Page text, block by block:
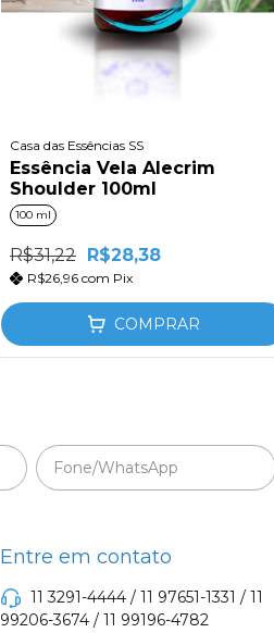
Casa das Essências SS
Essência Vela Alecrim
Shoulder 100ml
100 ml
R$31,22 R$28,38
R$26,96 com Pix
COMPRAR
Entre em contato
11 3291-4444 / 11 97651-1331 / 11
99206-3674 / 11 99196-4782